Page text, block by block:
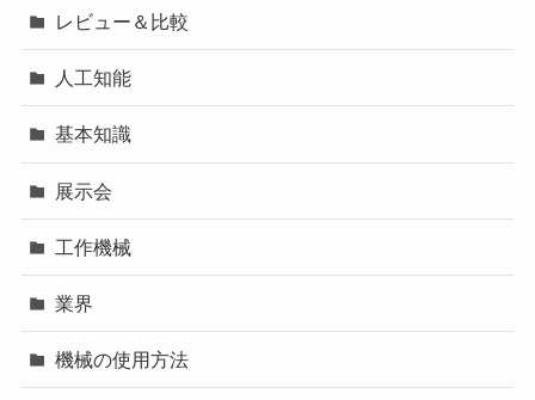
レビュー＆比較
人工知能
基本知識
展示会
工作機械
業界
機械の使用方法